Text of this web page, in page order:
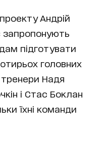
Андрій
запропонують
підготувати
головних
тренери Надя
і Стас Боклан
їхні команди